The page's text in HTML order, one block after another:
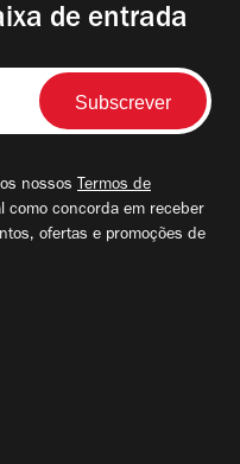
de entrada
nossos Termos de
como concorda em receber
ofertas e promoções de